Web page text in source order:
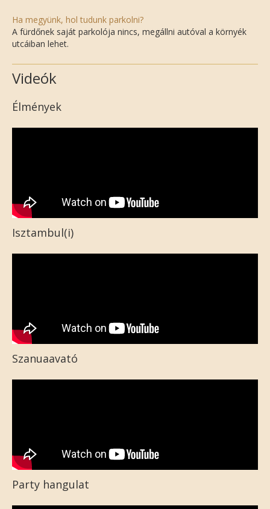
Ha megyünk, hol tudunk parkolni?
A fürdőnek saját parkolója nincs, megállni autóval a környék
utcáiban lehet.
Videók
Élmények
Isztambul(i)
Szanuaavató
Party hangulat